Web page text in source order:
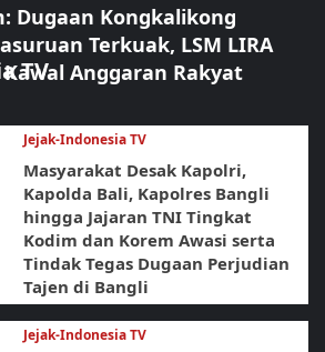
TV
Dugaan Kongkalikong
Terkuak, LSM LIRA
Anggaran Rakyat
Jejak-Indonesia TV
Masyarakat Desak Kapolri,
Kapolda Bali, Kapolres Bangli
hingga Jajaran TNI Tingkat
Kodim dan Korem Awasi serta
Tindak Tegas Dugaan Perjudian
Tajen di Bangli
Jejak-Indonesia TV